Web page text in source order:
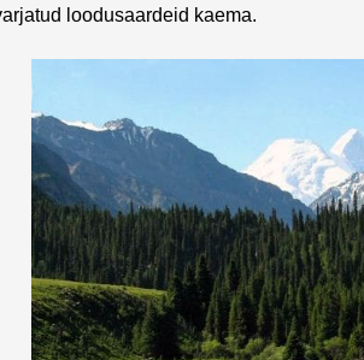
loodusaardeid kaema.